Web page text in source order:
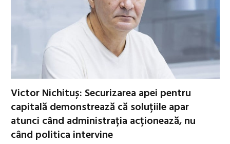
Victor Nichituș: Securizarea apei pentru
capitală demonstrează că soluțiile apar
atunci când administrația acționează, nu
când politica intervine